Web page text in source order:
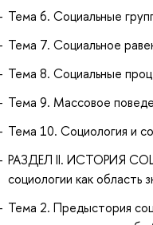
Тема 6. Социальные
Тема 7. Социальное
Тема 8. Социальные
Тема 9. Массовое
Тема 10. Социология и
РАЗДЕЛ II. ИСТОРИЯ
социологии как область
Тема 2. Предыстория